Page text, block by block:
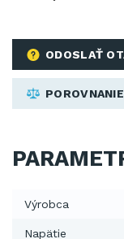
ODOSLAŤ
Výrobca
Napätie